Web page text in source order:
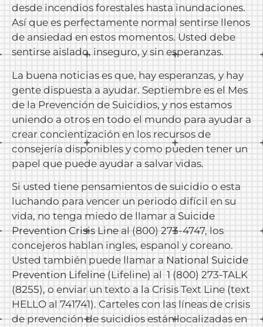
desde incendios forestales hasta inundaciones.
Así que es perfectamente normal sentirse llenos
de ansiedad en estos momentos. Usted debe
sentirse aislado, inseguro, y sin esperanzas.
La buena noticias es que, hay esperanzas, y hay
gente dispuesta a ayudar. Septiembre es el Mes
de la Prevención de Suicidios, y nos estamos
uniendo a otros en todo el mundo para ayudar a
crear concientización en los recursos de
consejería disponibles y como pueden tener un
papel que puede ayudar a salvar vidas.
Si usted tiene pensamientos de suicidio o esta
luchando para vencer un periodo difícil en su
vida, no tenga miedo de llamar a Suicide
Prevention Crisis Lineal (800) 273-4747, los
concejeros hablan ingles, espanol y coreano.
Usted también puede llamar a National Suicide
Prevention Lifeline (Lifeline) al 1 (800) 273-TALK
(8255), o enviar un texto a la Crisis Text Line (text
HELLO al 741741). Carteles con las líneas de crisis
de prevención de suicidios están localizadas en